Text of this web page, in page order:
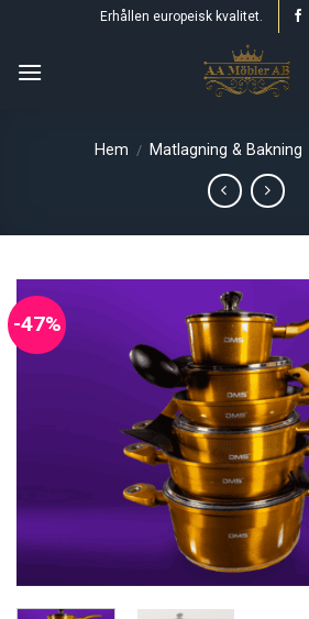
content
Erhållen europeisk kvalitet.
Hem / Matlagning & Bakning
-47%